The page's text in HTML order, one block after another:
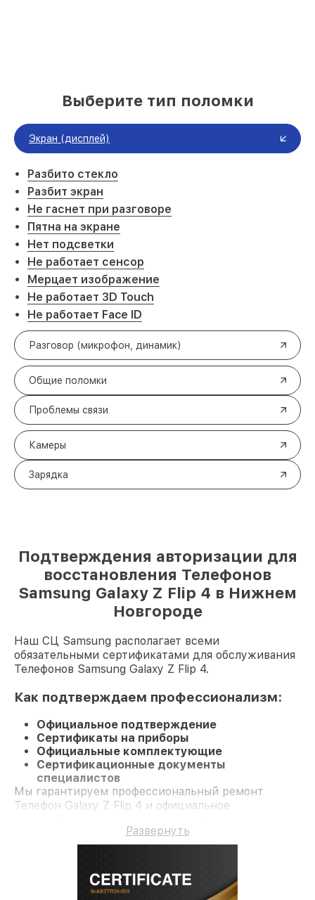
Выберите тип поломки
Экран (дисплей)
Разбито стекло
Разбит экран
Не гаснет при разговоре
Пятна на экране
Нет подсветки
Не работает сенсор
Мерцает изображение
Не работает 3D Touch
Не работает Face ID
Разговор (микрофон, динамик)
Общие поломки
Проблемы связи
Камеры
Зарядка
Подтверждения авторизации для
восстановления Телефонов
Samsung Galaxy Z Flip 4 в Нижнем
Новгороде
Наш СЦ Samsung располагает всеми
обязательными сертификатами для обслуживания
Телефонов Samsung Galaxy Z Flip 4.
Как подтверждаем профессионализм:
Официальное подтверждение
Сертификаты на приборы
Официальные комплектующие
Сертификационные документы
специалистов
Мы гарантируем профессиональный ремонт
Телефон Galaxy Z Flip 4 и официальное
Развернуть